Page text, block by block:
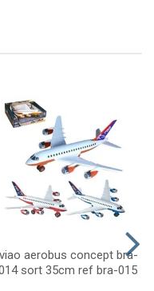
aerobus concept bra-
sort 35cm ref bra-015